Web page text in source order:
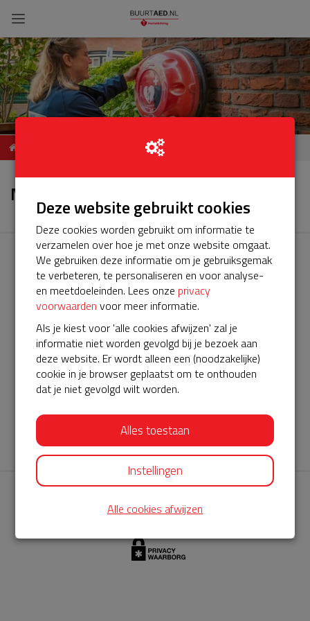
ServiceBuurtAED STRAAT,
Nieuws
AED360-ProCardio
ServiceBuurtAED wordt aangeboden door de Hartstichting en
AED360-ProCardio. Net als bij BuurtAED is AED360-ProCardio
de leverancier van het servicepakket en ontzorgen zij jou de
komende jaren. AED360-ProCardio is gespecialiseerd in de
levering en het onderhoud van Philips AED’s.
Deze website gebruikt cookies
Deze cookies worden gebruikt om informatie te
verzamelen over hoe je met onze website omgaat.
We gebruiken deze informatie om je gebruiksgemak
te verbeteren, te personaliseren en voor analyse-
en meetdoeleinden. Lees onze privacy
voorwaarden voor meer informatie.
Als je kiest voor 'alle cookies afwijzen' zal je
informatie niet worden gevolgd bij je bezoek aan
deze website. Er wordt alleen een (noodzakelijke)
cookie in je browser geplaatst om te onthouden
dat je niet gevolgd wilt worden.
Alles toestaan
Instellingen
Alle cookies afwijzen